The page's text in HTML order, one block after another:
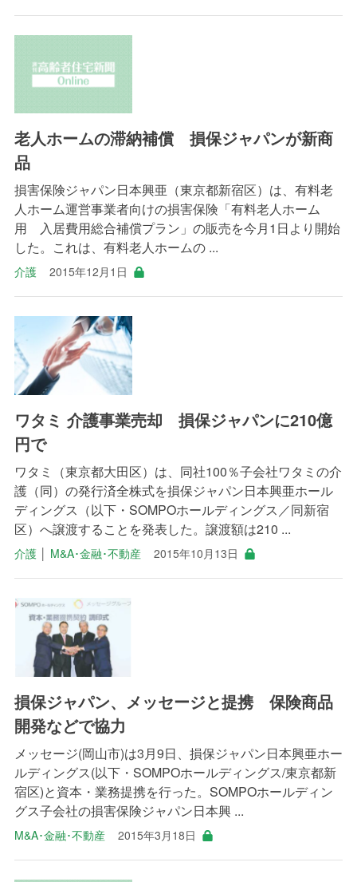
老人ホームの滞納補償 損保ジャパンが新商
品
損害保険ジャパン日本興亜（東京都新宿区）は、有料老
人ホーム運営事業者向けの損害保険「有料老人ホーム
用 入居費用総合補償プラン」の販売を今月1日より開始
した。これは、有料老人ホームの ...
介護 2015年12月1日
ワタミ 介護事業売却 損保ジャパンに210億
円で
ワタミ（東京都大田区）は、同社100％子会社ワタミの介
護（同）の発行済全株式を損保ジャパン日本興亜ホール
ディングス（以下・SOMPOホールディングス／同新宿
区）へ譲渡することを発表した。譲渡額は210 ...
介護│ M&A･金融･不動産 2015年10月13日
損保ジャパン、メッセージと提携 保険商品
開発などで協力
メッセージ(岡山市)は3月9日、損保ジャパン日本興亜ホー
ルディングス(以下・SOMPOホールディングス/東京都新
宿区)と資本・業務提携を行った。SOMPOホールディン
グス子会社の損害保険ジャパン日本興 ...
M&A･金融･不動産 2015年3月18日